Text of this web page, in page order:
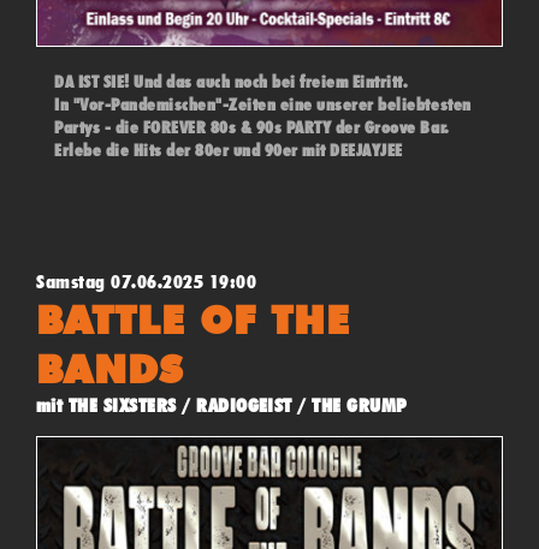
DA IST SIE! Und das auch noch bei freiem Eintritt.
In "Vor-Pandemischen"-Zeiten eine unserer beliebtesten
Partys - die FOREVER 80s & 90s PARTY der Groove Bar.
Erlebe die Hits der 80er und 90er mit DEEJAYJEE
Samstag 07.06.2025 19:00
BATTLE OF THE
BANDS
mit THE SIXSTERS / RADIOGEIST / THE GRUMP